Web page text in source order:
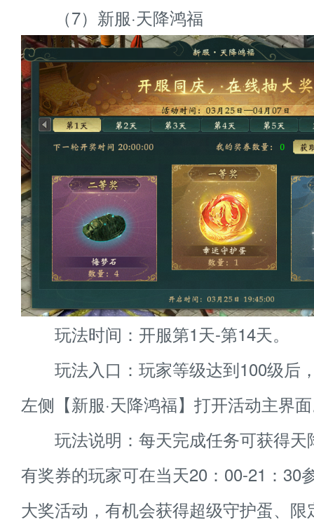
（7）新服·天降鸿福
玩法时间：开服第1天-第14天。
玩法入口：玩家等级达到100级后
左侧【新服·天降鸿福】打开活动主界
玩法说明：每天完成任务可获得天
有奖券的玩家可在当天20：00-21：30
大奖活动，有机会获得超级守护蛋、